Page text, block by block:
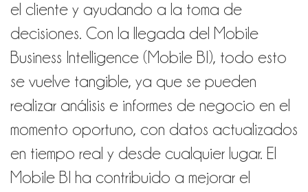
el cliente y ayudando a la toma de
decisiones. Con la llegada del Mobile
Business Intelligence (Mobile BI), todo esto
se vuelve tangible, ya que se pueden
realizar análisis e informes de negocio en el
momento oportuno, con datos actualizados
en tiempo real y desde cualquier lugar. El
Mobile BI ha contribuido a mejorar el